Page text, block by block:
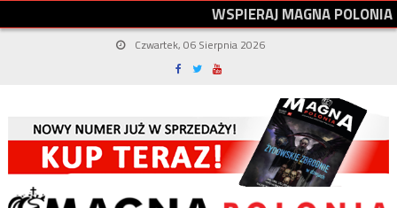
WSPIERAJMAGNAPOLONIA
Czwartek, 06 Sierpnia 2026